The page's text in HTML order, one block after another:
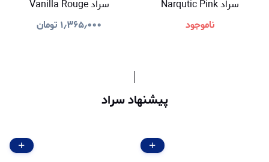
سراد Narqutic Pink
ناموجود
سراد Vanilla Rouge
۱٫۳۶۵٫۰۰۰ تومان
پیشنهاد سراد